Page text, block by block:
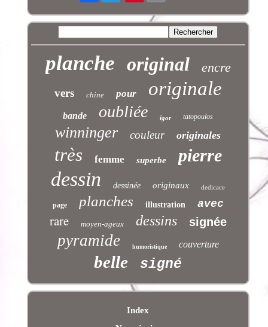
planche original encre
vers chine pour originale
bande oubliée igor tatopoulos
winninger couleur originales
très femme superbe pierre
dessin dessinée originaux dedicace
page planches illustration avec
rare moyen-ageux dessins signée
pyramide humoristique couverture
belle signé
Index